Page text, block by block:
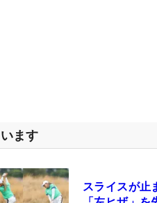
ます
スライスが止